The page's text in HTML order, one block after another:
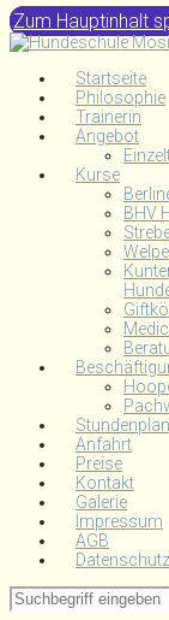
Zum Hauptinhalt
Startseite
Philosophie
Trainerin
Angebot
Kurse
BHV
Stundenplan
Anfahrt
Preise
Kontakt
Galerie
Impressum
AGB